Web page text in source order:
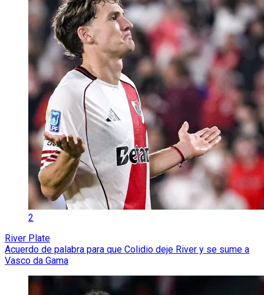
2
River Plate
Acuerdo de palabra para que Colidio deje River y se sume a
Vasco da Gama